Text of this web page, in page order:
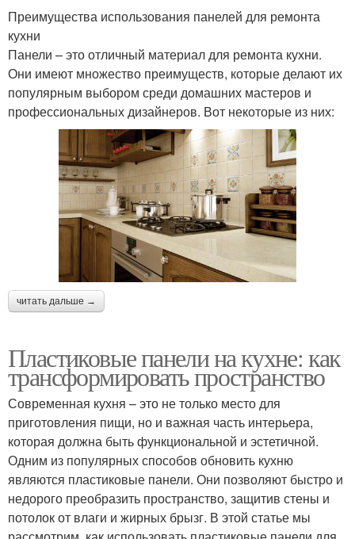
Преимущества использования панелей для ремонта
кухни
Панели – это отличный материал для ремонта кухни.
Они имеют множество преимуществ, которые делают их
популярным выбором среди домашних мастеров и
профессиональных дизайнеров. Вот некоторые из них:
читать дальше →
Пластиковые панели на кухне: как
трансформировать пространство
Современная кухня – это не только место для
приготовления пищи, но и важная часть интерьера,
которая должна быть функциональной и эстетичной.
Одним из популярных способов обновить кухню
являются пластиковые панели. Они позволяют быстро и
недорого преобразить пространство, защитив стены и
потолок от влаги и жирных брызг. В этой статье мы